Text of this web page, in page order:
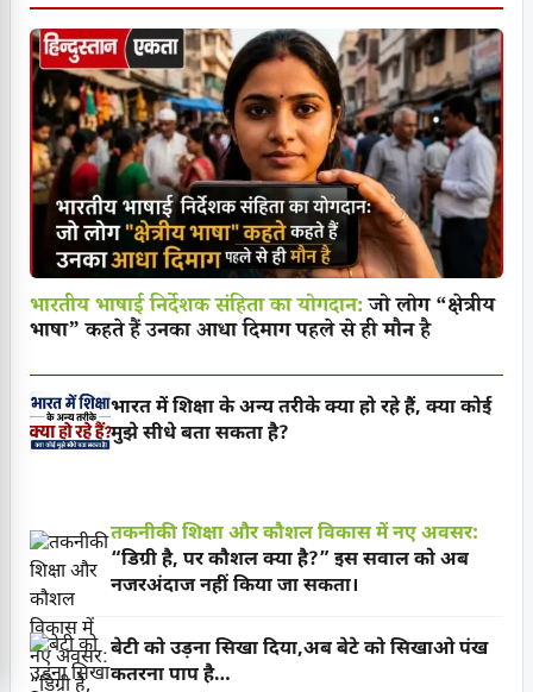
भारतीय भाषाई निर्देशक संहिता का योगदान:जो लोग “क्षेत्रीय
भाषा” कहते हैं उनका आधा दिमाग पहले से ही मौन है
भारत में शिक्षा के अन्य तरीके क्या हो रहे हैं, क्या कोई
मुझे सीधे बता सकता है?
तकनीकी शिक्षा और कौशल विकास में नए अवसर:
“डिग्री है, पर कौशल क्या है?” इस सवाल को अब
नजरअंदाज नहीं किया जा सकता।
बेटी को उड़ना सिखा दिया,अब बेटे को सिखाओ पंख
कतरना पाप है…